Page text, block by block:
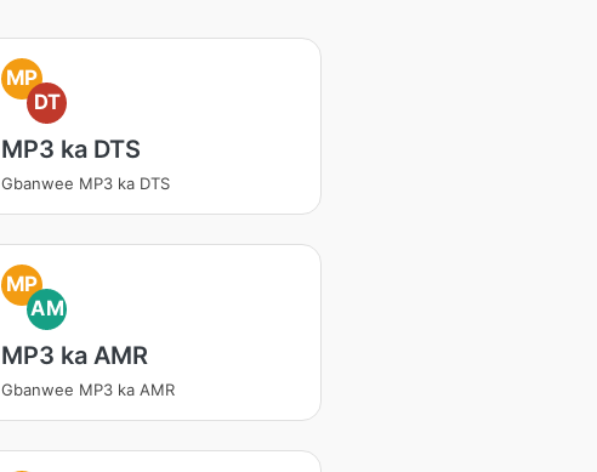
MP
DT
MP3 ka DTS
Gbanwee MP3 ka DTS
MP
AM
MP3 ka AMR
Gbanwee MP3 ka AMR